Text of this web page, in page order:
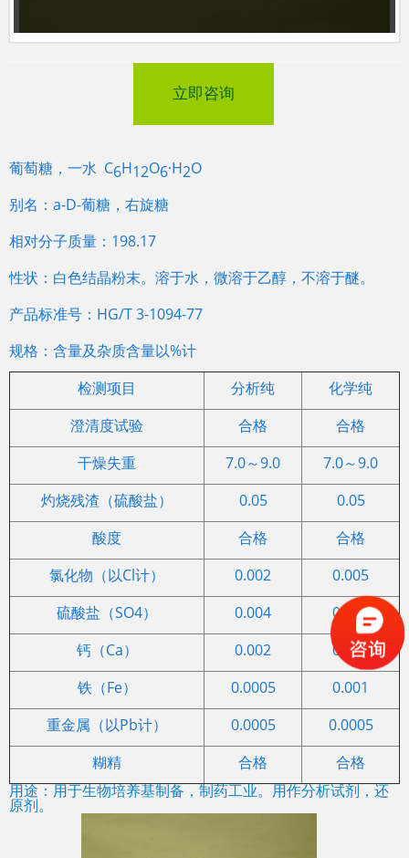
立即咨询
葡萄糖，一水 C6H12O6·H2O
别名：a-D-葡糖，右旋糖
相对分子质量：198.17
性状：白色结晶粉末。溶于水，微溶于乙醇，不溶于醚。
产品标准号：HG/T 3-1094-77
规格：含量及杂质含量以%计
检测项目
分析纯
化学纯
澄清度试验
合格
合格
干燥失重
7.0～9.0
7.0～9.0
灼烧残渣（硫酸盐）
0.05
0.05
酸度
合格
合格
氯化物（以Cl计）
0.002
0.005
硫酸盐（SO4）
0.004
0.004
钙（Ca）
0.002
0.002
铁（Fe）
0.0005
0.001
重金属（以Pb计）
0.0005
0.0005
糊精
合格 合格
用途：用于生物培养基制备，制药工业。用作分析试剂，还
原剂。